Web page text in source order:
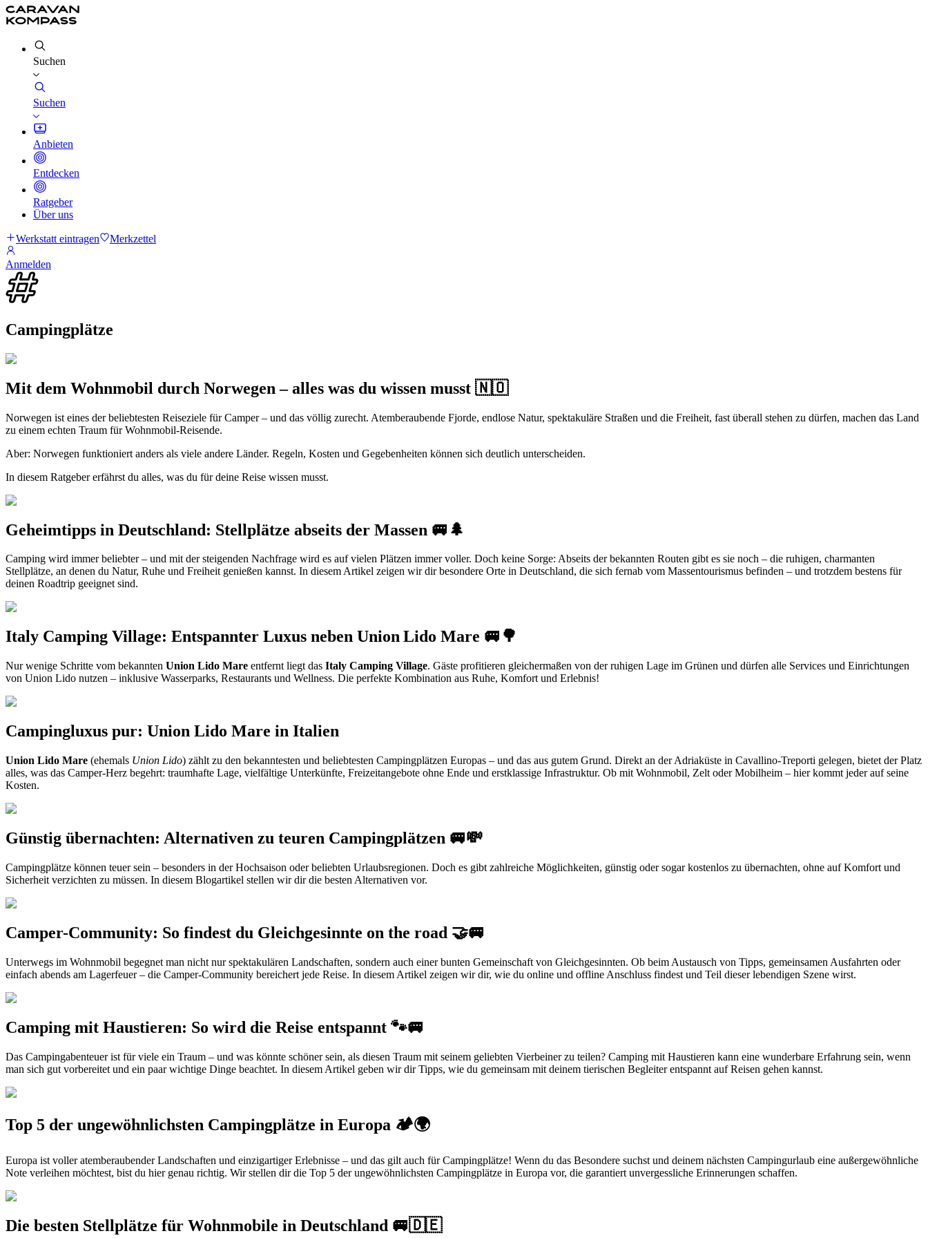
Suchen
Suchen
Anbieten
Entdecken
Ratgeber
Über uns
Werkstatt eintragen Merkzettel
Anmelden
Campingplätze
Mit dem Wohnmobil durch Norwegen – alles was du wissen musst 🇳🇴
Norwegen ist eines der beliebtesten Reiseziele für Camper – und das völlig zurecht. Atemberaubende Fjorde, endlose Natur, spektakuläre Straßen und die Freiheit, fast überall stehen zu dürfen, machen das Land
zu einem echten Traum für Wohnmobil-Reisende.
Aber: Norwegen funktioniert anders als viele andere Länder. Regeln, Kosten und Gegebenheiten können sich deutlich unterscheiden.
In diesem Ratgeber erfährst du alles, was du für deine Reise wissen musst.
Geheimtipps in Deutschland: Stellplätze abseits der Massen 🚐🌲
Camping wird immer beliebter – und mit der steigenden Nachfrage wird es auf vielen Plätzen immer voller. Doch keine Sorge: Abseits der bekannten Routen gibt es sie noch – die ruhigen, charmanten
Stellplätze, an denen du Natur, Ruhe und Freiheit genießen kannst. In diesem Artikel zeigen wir dir besondere Orte in Deutschland, die sich fernab vom Massentourismus befinden – und trotzdem bestens für
deinen Roadtrip geeignet sind.
Italy Camping Village: Entspannter Luxus neben Union Lido Mare 🚐🌳
Nur wenige Schritte vom bekannten Union Lido Mare entfernt liegt das Italy Camping Village. Gäste profitieren gleichermaßen von der ruhigen Lage im Grünen und dürfen alle Services und Einrichtungen
von Union Lido nutzen – inklusive Wasserparks, Restaurants und Wellness. Die perfekte Kombination aus Ruhe, Komfort und Erlebnis!
Campingluxus pur: Union Lido Mare in Italien
Union Lido Mare (ehemals Union Lido) zählt zu den bekanntesten und beliebtesten Campingplätzen Europas – und das aus gutem Grund. Direkt an der Adriaküste in Cavallino-Treporti gelegen, bietet der Platz
alles, was das Camper-Herz begehrt: traumhafte Lage, vielfältige Unterkünfte, Freizeitangebote ohne Ende und erstklassige Infrastruktur. Ob mit Wohnmobil, Zelt oder Mobilheim – hier kommt jeder auf seine
Kosten.
Günstig übernachten: Alternativen zu teuren Campingplätzen 🚐💸
Campingplätze können teuer sein – besonders in der Hochsaison oder beliebten Urlaubsregionen. Doch es gibt zahlreiche Möglichkeiten, günstig oder sogar kostenlos zu übernachten, ohne auf Komfort und
Sicherheit verzichten zu müssen. In diesem Blogartikel stellen wir dir die besten Alternativen vor.
Camper-Community: So findest du Gleichgesinnte on the road 🤝🚐
Unterwegs im Wohnmobil begegnet man nicht nur spektakulären Landschaften, sondern auch einer bunten Gemeinschaft von Gleichgesinnten. Ob beim Austausch von Tipps, gemeinsamen Ausfahrten oder
einfach abends am Lagerfeuer – die Camper-Community bereichert jede Reise. In diesem Artikel zeigen wir dir, wie du online und offline Anschluss findest und Teil dieser lebendigen Szene wirst.
Camping mit Haustieren: So wird die Reise entspannt 🐾🚐
Das Campingabenteuer ist für viele ein Traum – und was könnte schöner sein, als diesen Traum mit seinem geliebten Vierbeiner zu teilen? Camping mit Haustieren kann eine wunderbare Erfahrung sein, wenn
man sich gut vorbereitet und ein paar wichtige Dinge beachtet. In diesem Artikel geben wir dir Tipps, wie du gemeinsam mit deinem tierischen Begleiter entspannt auf Reisen gehen kannst.
Top 5 der ungewöhnlichsten Campingplätze in Europa 🏕️🌍
Europa ist voller atemberaubender Landschaften und einzigartiger Erlebnisse – und das gilt auch für Campingplätze! Wenn du das Besondere suchst und deinem nächsten Campingurlaub eine außergewöhnliche
Note verleihen möchtest, bist du hier genau richtig. Wir stellen dir die Top 5 der ungewöhnlichsten Campingplätze in Europa vor, die garantiert unvergessliche Erinnerungen schaffen.
Die besten Stellplätze für Wohnmobile in Deutschland 🚐🇩🇪